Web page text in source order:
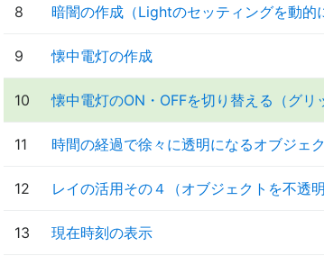
8 暗闇の作成（Lightのセッティングを動的
9 懐中電灯の作成
10 懐中電灯のON・OFFを切り替える（グリ
11 時間の経過で徐々に透明になるオブジェ
12 レイの活用その４（オブジェクトを不透明
13 現在時刻の表示